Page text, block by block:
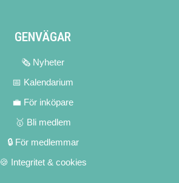
GENVÄGAR
🗞 Nyheter
📅 Kalendarium
💼 För inköpare
🥇 Bli medlem
🔒 För medlemmar
🍪 Integritet & cookies